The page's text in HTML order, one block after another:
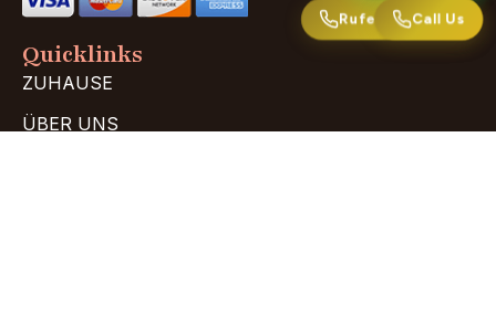
Quicklinks
ZUHAUSE
ÜBER UNS
Rufen Sie uns an
Call Us